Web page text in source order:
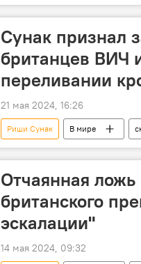
Лейбористская партия
Сунак признал
британцев ВИЧ
переливании
21 мая 2024, 16:26
Риши Сунак В мире
заражение
Отчаянная
британского
эскалации"
14 мая 2024, 09:32